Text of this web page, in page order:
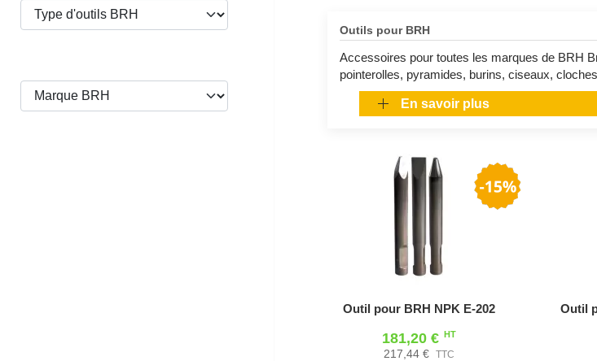
Outils pour BRH
Accessoires pour toutes les marques de BRH
pointerolles, pyramides, burins, ciseaux,
En savoir plus
Outil pour BRH NPK E-202
181,20 € HT
217,44 € TTC
Outil